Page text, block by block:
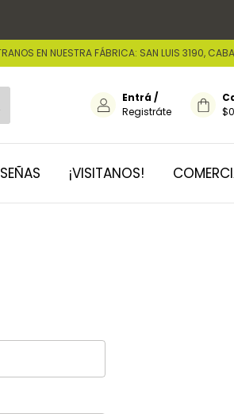
EN NUESTRA FÁBRICA: SAN LUIS 3190, CABA.
Entrá/
Registráte
¡VISITANOS!